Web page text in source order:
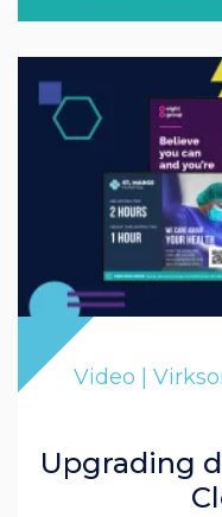
MOD/
PRODUCT NEWS
Video |
Upgrading